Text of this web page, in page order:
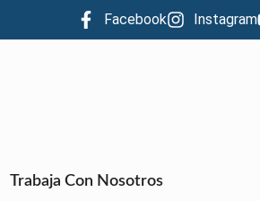
Facebook Instagram
Trabaja Con Nosotros